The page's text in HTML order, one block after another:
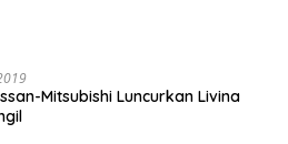
Mitsubishi Luncurkan Livina